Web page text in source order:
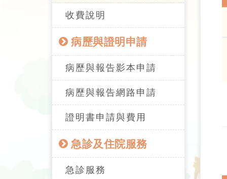
收費說明
病歷與證明申請
病歷與報告影本申請
病歷與報告網路申請
證明書申請與費用
急診及住院服務
急診服務